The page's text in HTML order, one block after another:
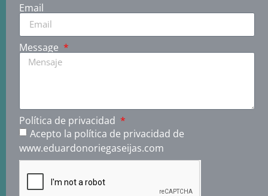
Email
Message
Política de privacidad
Acepto la política de privacidad de
www.eduardonoriegaseijas.com